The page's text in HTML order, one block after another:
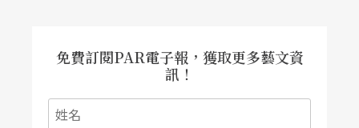
免費訂閱PAR電子報，獲取更多藝文資
訊！